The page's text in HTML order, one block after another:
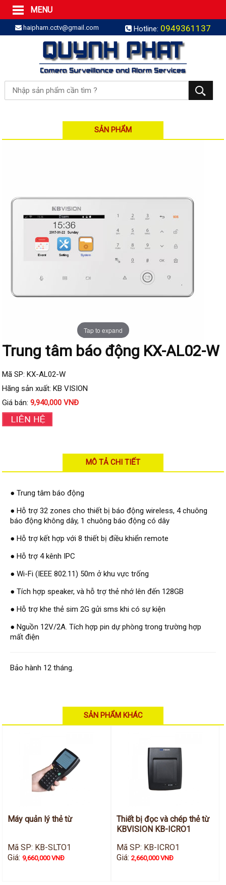
MENU
Trang Chủ
Sản phẩm
SẢN PHẨM TRỌN GÓI
LẮP BÁO TRỘM TRỌN GÓI
LẮP CAMERA TRỌN GÓI
Camera IP
Camera IP KBVISION
Camera IP HIKVISION
Đầu ghi IP | NVR
Đầu ghi IP HIKVISION
Đầu ghi IP KBVISION
Đầu ghi IP HDParagon
Camera Analog
Camera Visionhitech
Camera KBVISION
Camera HDParagon
Đầu ghi Analog
Đầu ghi HDParagon
Đầu ghi KBVISION
Thiết bị chống trộm
Thiết bị chống trộm Paradox
Thiết bị Enforcer
access control
Khóa điện tử VIRO
Khóa điện tử KBVISION
Access control Syris
Giải pháp
LẮP ĐẶT CAMERA TRỌN GÓI
GIẢI PHÁP CAMERA AN NINH
GIẢI PHÁP NHỎ TRỌN GÓI
haipham.cctv@gmail.com Hotline: 0949361137
SẢN PHẨM
Tap to expand
Trung tâm báo động KX-AL02-W
Mã SP: KX-AL02-W
Hãng sản xuất: KB VISION
Giá bán:9,940,000 VNĐ
MÔ TẢ CHI TIẾT
● Trung tâm báo động
● Hỗ trợ 32 zones cho thiết bị báo động wireless, 4 chuông
báo động không dây, 1 chuông báo động có dây
● Hỗ trợ kết hợp với 8 thiết bị điều khiển remote
● Hỗ trợ 4 kênh IPC
● Wi-Fi (IEEE 802.11) 50m ở khu vực trống
● Tích hợp speaker, và hỗ trợ thẻ nhớ lên đến 128GB
● Hỗ trợ khe thẻ sim 2G gửi sms khi có sự kiện
● Nguồn 12V/2A. Tích hợp pin dự phòng trong trường hợp
mất điện
Bảo hành 12 tháng.
SẢN PHẨM KHÁC
Máy quản lý thẻ từ
Mã SP: KB-SLTO1
Giá:9,660,000 VNĐ
Thiết bị đọc và chép thẻ từ
KBVISION KB-ICRO1
Mã SP: KB-ICRO1
Giá: 2,660,000 VNĐ